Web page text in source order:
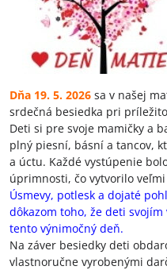
Dňa 19. 5. 2026 sa v našej
srdečná besiedka pri
Deti si pre svoje mamičky a
plný piesní, básní a tancov,
a úctu. Každé vystúpenie
úprimnosti, čo vytvorilo
Úsmevy, potlesk a dojaté
dôkazom toho, že deti
tento výnimočný deň.
Na záver besiedky deti
vlastnoručne vyrobenými